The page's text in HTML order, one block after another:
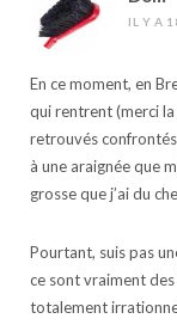
IL Y A
En ce moment, en
qui rentrent (merci la
retrouvés confrontés
à une araignée que
grosse que j’ai du
Pourtant, suis pas
ce sont vraiment
totalement